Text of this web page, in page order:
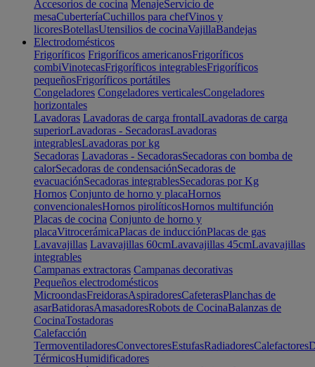
Accesorios de cocina MenajeServicio de
mesaCuberteríaCuchillos para chefVinos y
licoresBotellasUtensilios de cocinaVajillaBandejas
Electrodomésticos
Frigoríficos Frigoríficos americanosFrigoríficos
combiVinotecasFrigoríficos integrablesFrigoríficos
pequeñosFrigoríficos portátiles
Congeladores Congeladores verticalesCongeladores
horizontales
Lavadoras Lavadoras de carga frontalLavadoras de carga
superiorLavadoras - SecadorasLavadoras
integrablesLavadoras por kg
Secadoras Lavadoras - SecadorasSecadoras con bomba de
calorSecadoras de condensaciónSecadoras de
evacuaciónSecadoras integrablesSecadoras por Kg
Hornos Conjunto de horno y placaHornos
convencionalesHornos pirolíticosHornos multifunción
Placas de cocina Conjunto de horno y
placaVitrocerámicaPlacas de inducciónPlacas de gas
Lavavajillas Lavavajillas 60cmLavavajillas 45cmLavavajillas
integrables
Campanas extractoras Campanas decorativas
Pequeños electrodomésticos
MicroondasFreidorasAspiradoresCafeterasPlanchas de
asarBatidorasAmasadoresRobots de CocinaBalanzas de
CocinaTostadoras
Calefacción
TermoventiladoresConvectoresEstufasRadiadoresCalefactores
TérmicosHumidificadores